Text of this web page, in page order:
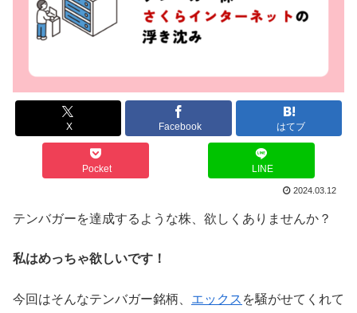
X Facebook はてブ
Pocket LINE
2024.03.12
テンバガーを達成するような株、欲しくありませんか？
私はめっちゃ欲しいです！
今回はそんなテンバガー銘柄、 エックス を騒がせてくれて